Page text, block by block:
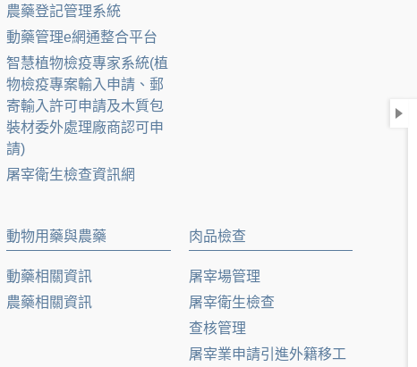
農藥登記管理系統
動藥管理e網通整合平台
智慧植物檢疫專家系統(植
物檢疫專案輸入申請、郵
寄輸入許可申請及木質包
裝材委外處理廠商認可申
請)
屠宰衛生檢查資訊網
動物用藥與農藥
動藥相關資訊
農藥相關資訊
肉品檢查
屠宰場管理
屠宰衛生檢查
查核管理
屠宰業申請引進外籍移工